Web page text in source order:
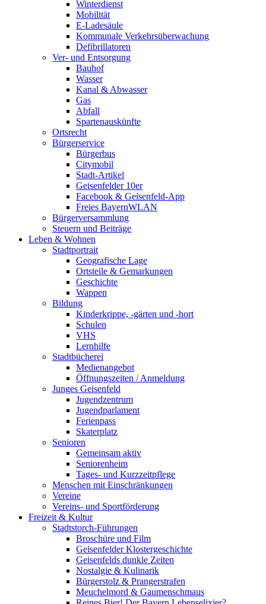
Winterdienst
Mobilität
E-Ladesäule
Kommunale Verkehrsüberwachung
Defibrillatoren
Ver- und Entsorgung
Bauhof
Wasser
Kanal & Abwasser
Gas
Abfall
Spartenauskünfte
Ortsrecht
Bürgerservice
Bürgerbus
Citymobil
Stadt-Artikel
Geisenfelder 10er
Facebook & Geisenfeld-App
Freies BayernWLAN
Bürgerversammlung
Steuern und Beiträge
Leben & Wohnen
Stadtportrait
Geografische Lage
Ortsteile & Gemarkungen
Geschichte
Wappen
Bildung
Kinderkrippe, -gärten und -hort
Schulen
VHS
Lernhilfe
Stadtbücherei
Medienangebot
Öffnungszeiten / Anmeldung
Junges Geisenfeld
Jugendzentrum
Jugendparlament
Ferienpass
Skaterplatz
Senioren
Gemeinsam aktiv
Seniorenheim
Tages- und Kurzzeitpflege
Menschen mit Einschränkungen
Vereine
Vereins- und Sportförderung
Freizeit & Kultur
Stadtstorch-Führungen
Broschüre und Film
Geisenfelder Klostergeschichte
Geisenfelds dunkle Zeiten
Nostalgie & Kulinarik
Bürgerstolz & Prangerstrafen
Meuchelmord & Gaumenschmaus